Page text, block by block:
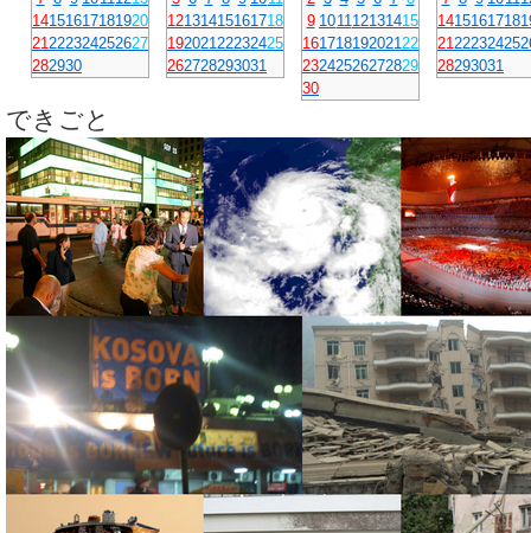
14151617181920
21 222324252627
282930
12131415161718
192021 22232425
262728293031
9 1011 12131415
161718192021 22
23242526272829
30
1415161718
21 22232425
28293031
できごと